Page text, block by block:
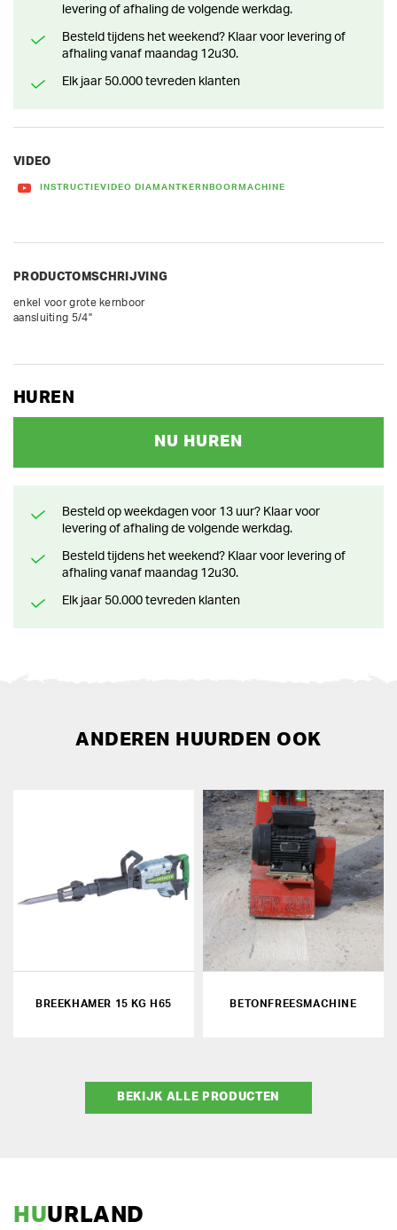
levering of afhaling de volgende werkdag.
Besteld tijdens het weekend? Klaar voor levering of
afhaling vanaf maandag 12u30.
Elk jaar 50.000 tevreden klanten
VIDEO
INSTRUCTIEVIDEO DIAMANTKERNBOORMACHINE
PRODUCTOMSCHRIJVING
enkel voor grote kernboor
aansluiting 5/4"
HUREN
NU HUREN
Besteld op weekdagen voor 13 uur? Klaar voor
levering of afhaling de volgende werkdag.
Besteld tijdens het weekend? Klaar voor levering of
afhaling vanaf maandag 12u30.
Elk jaar 50.000 tevreden klanten
ANDEREN HUURDEN OOK
BREEKHAMER 15 KG H65 BETONFREESMACHINE
BEKIJK ALLE PRODUCTEN
HUURLAND